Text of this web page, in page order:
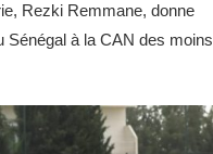
Rezki Remmane, donne
Sénégal à la CAN des moins